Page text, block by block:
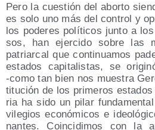
Pero la cues­tión del abor­to
es solo uno más del con­trol y
los pode­res polí­ti­cos jun­to a
sos, han ejer­ci­do sobre las
patriar­cal que con­ti­nua­mos
esta­dos capi­ta­lis­tas, se
‑como tan bien nos mues­tra
ti­tu­ción de los pri­me­ros
ria ha sido un pilar
vi­le­gios eco­nó­mi­cos e
nan­tes. Coin­ci­di­mos con la